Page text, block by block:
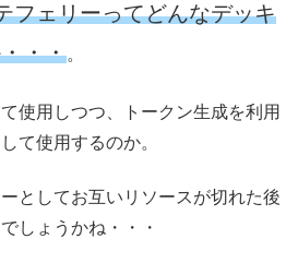
フェリーってどんなデッキ
・・。
使用しつつ、トークン生成を利用
て使用するのか。
としてお互いリソースが切れた後
しょうかね・・・